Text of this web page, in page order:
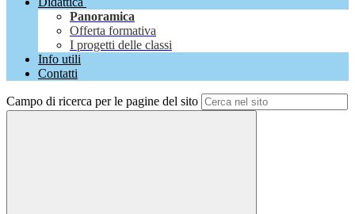
Panoramica
Offerta formativa
I progetti delle classi
Info utili
Contatti
Campo di ricerca per le pagine del sito